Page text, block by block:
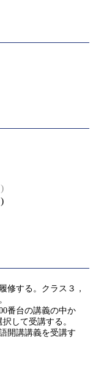
修する。クラス３，
番台の講義の中か
して受講する。
開講講義を受講す